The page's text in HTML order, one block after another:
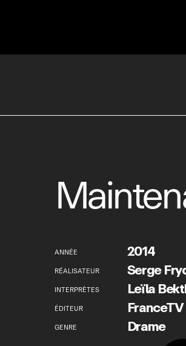
ANNÉE 2014
RÉALISATEUR Serge
INTERPRÈTES Leïla
ÉDITEUR
GENRE Drame